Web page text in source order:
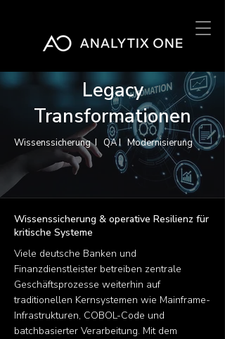
Legacy
Transformationen
Wissenssicherung I QAI Modernisierung
Wissenssicherung & operative Resilienz für
kritische Systeme
Viele deutsche Banken und
Finanzdienstleister betreiben zentrale
Geschäftsprozesse weiterhin auf
traditionellen Kernsystemen wie Mainframe-
Infrastrukturen, COBOL-Code und
batchbasierter Verarbeitung. Mit dem